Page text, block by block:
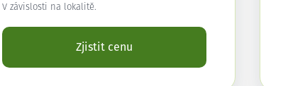
V závislosti na lokalitě.
Zjistit cenu